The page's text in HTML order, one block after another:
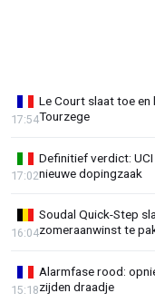
Le Court slaat toe
Tourzege
17:54
Definitief verdict:
nieuwe dopingzaak
17:02
Soudal Quick-Step
zomeraanwinst te
16:04
Alarmfase rood:
zijden draadje
15:18